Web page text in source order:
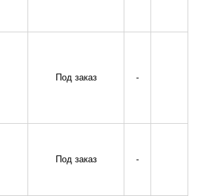
Под заказ -
Под заказ -